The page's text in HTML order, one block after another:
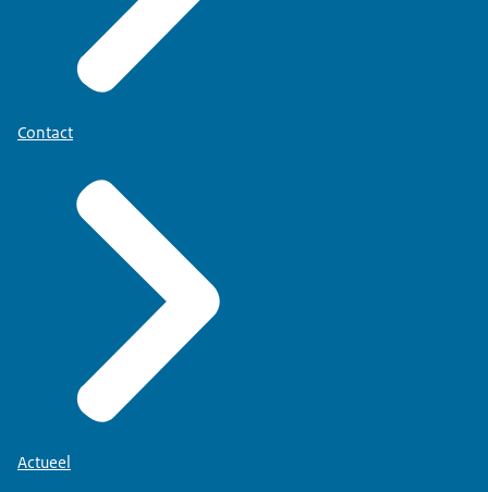
Contact
Actueel